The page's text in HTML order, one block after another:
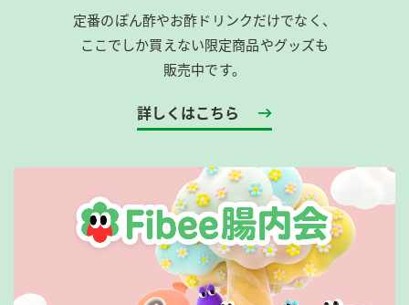
定番のぽん酢やお酢ドリンクだけでなく、
ここでしか買えない限定商品やグッズも
販売中です。
詳しくはこちら